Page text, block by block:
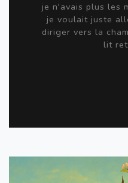
je n'avais plus les
je voulait juste
diriger vers la
lit